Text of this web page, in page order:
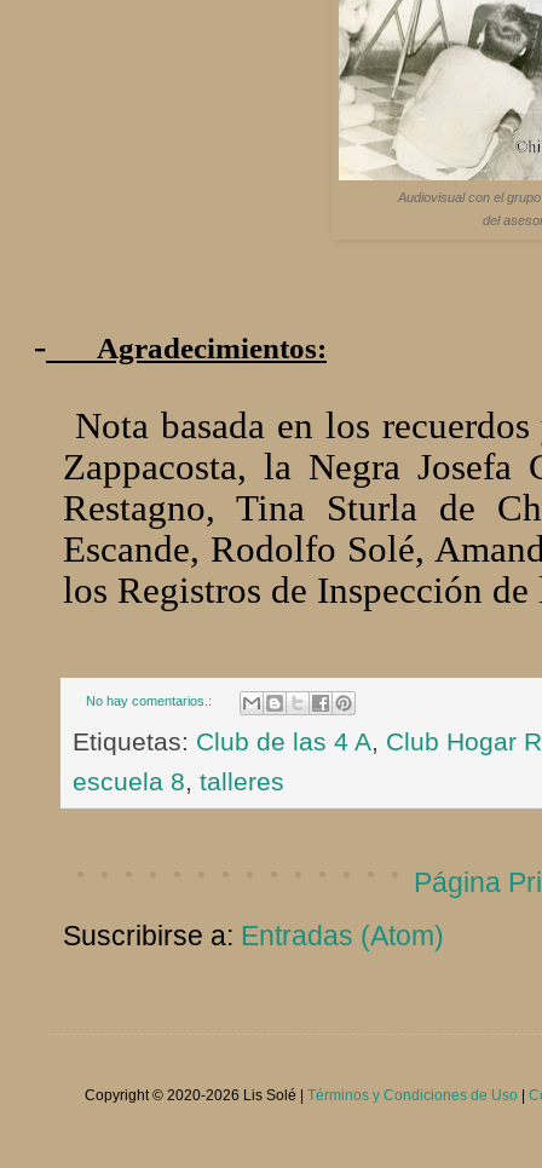
Audiovisual con el
del
- Agradecimientos:
Nota basada en los
Zappacosta, la Negra
Restagno, Tina Sturla de
Escande, Rodolfo Solé,
los Registros de Inspección de
No hay comentarios.:
Etiquetas: Club de las 4 A, Club Hogar
escuela 8, talleres
Página
Suscribirse a: Entradas (Atom)
Copyright © 2020-2026 Lis Solé | Términos y Condiciones de Uso |